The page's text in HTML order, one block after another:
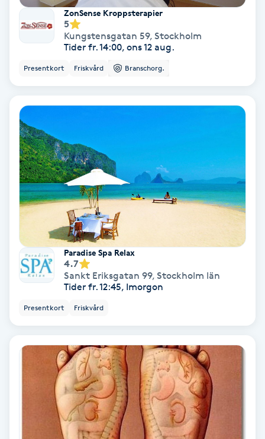
Hårförlängning
Hälsa
Hälsprickor
Idrottsmassage
IPL
IPL hårborttagning
IR-massage
Japansk massage
Katun fransar
Kemisk peeling
ZonSense Kroppsterapier
5
Kungstensgatan 59, Stockholm
Tider fr. 14:00, ons 12 aug.
Presentkort Friskvård Branschorg.
Paradise Spa Relax
4.7
Sankt Eriksgatan 99, Stockholm län
Tider fr. 12:45, Imorgon
Presentkort Friskvård